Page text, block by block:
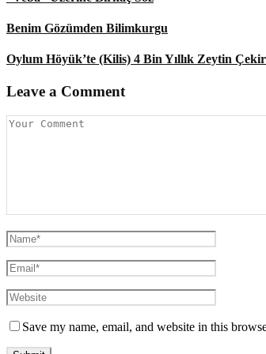
Benim Gözümden Bilimkurgu
Oylum Höyük’te (Kilis) 4 Bin Yıllık Zeytin
Leave a Comment
Save my name, email, and website in this